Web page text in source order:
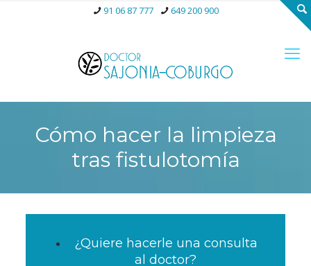
91 06 87 777 649 200 900
Cómo hacer la limpieza
tras fistulotomía
¿Quiere hacerle una consulta
al doctor?